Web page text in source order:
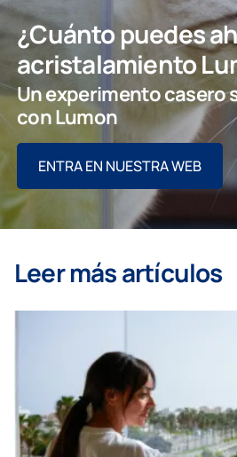
¿Cuánto puedes
acristalamiento
Un experimento casero
con Lumon
ENTRA EN NUESTRA WEB
Leer más artículos